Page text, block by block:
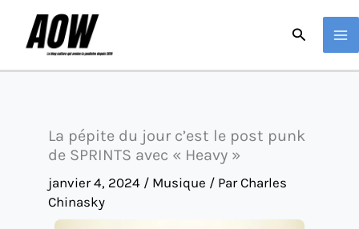
La pépite du jour c’est le post punk
de SPRINTS avec « Heavy »
janvier 4, 2024 / Musique / ParCharles
Chinasky